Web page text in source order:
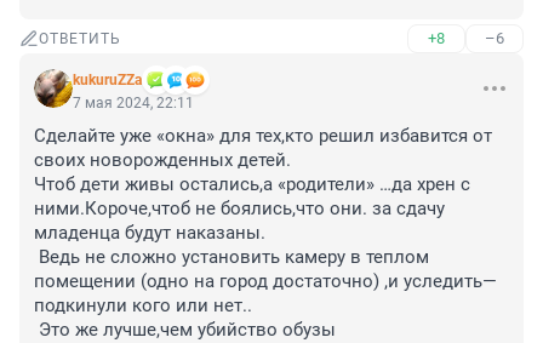
ОТВЕТИТЬ +8 –6
kukuruZZa
7 мая 2024, 22:11
Сделайте уже «окна» для тех,кто решил избавится от
своих новорожденных детей.
Чтоб дети живы остались,а «родители» …да хрен с
ними.Короче,чтоб не боялись,что они. за сдачу
младенца будут наказаны.
Ведь не сложно установить камеру в теплом
помещении (одно на город достаточно) ,и уследить—
подкинули кого или нет..
Это же лучше,чем убийство обузы